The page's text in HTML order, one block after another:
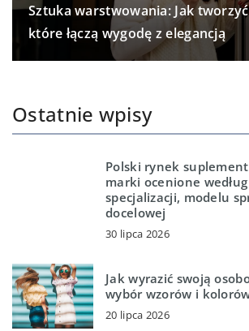
Sztuka warstwowania: Jak
które łączą wygodę z elegancją
Ostatnie wpisy
Polski rynek
marki ocenione
specjalizacji, modelu
docelowej
30 lipca 2026
Jak wyrazić swoją
wybór wzorów i
20 lipca 2026